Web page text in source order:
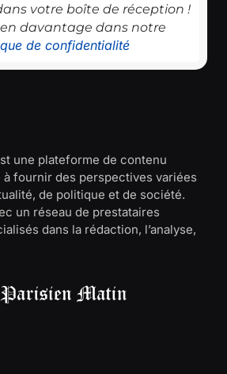
votre boîte de réception !
davantage dans notre
de confidentialité
une plateforme de contenu
fournir des perspectives variées
de politique et de société.
un réseau de prestataires
dans la rédaction, l’analyse,